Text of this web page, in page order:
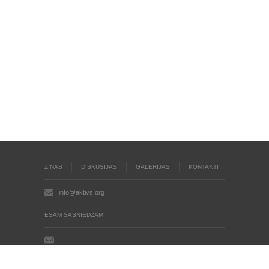
ZIŅAS DISKUSIJAS GALERIJAS KONTAKTI
info@aktivs.org
ESAM SASNIEDZAMI